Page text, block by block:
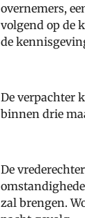
overnemers,
volgend op de
de
De verpachter
binnen drie
De
zal brengen.